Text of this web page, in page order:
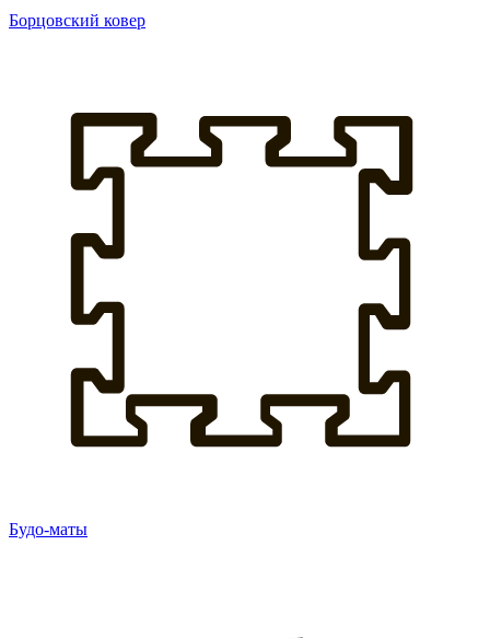
Борцовский ковер
Будо-маты